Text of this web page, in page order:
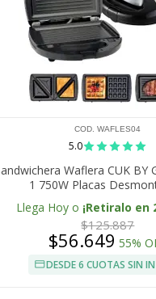
COD. WAFLES04
5.0
Waflera CUK BY
1 750W Placas
Llega Hoy o ¡Retiralo en
$125.887
$56.649 55%
DESDE 6 CUOTAS SIN